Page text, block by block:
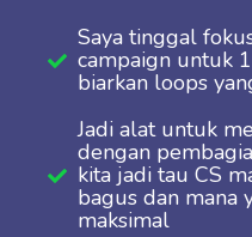
Saya tinggal
campaign untuk
biarkan loops
Jadi alat untuk
dengan
kita jadi tau CS
bagus dan mana
maksimal